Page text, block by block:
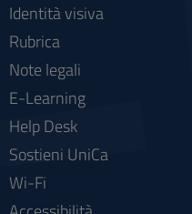
Identità visiva
Rubrica
Note legali
E-Learning
Help Desk
Sostieni UniCa
Wi-Fi